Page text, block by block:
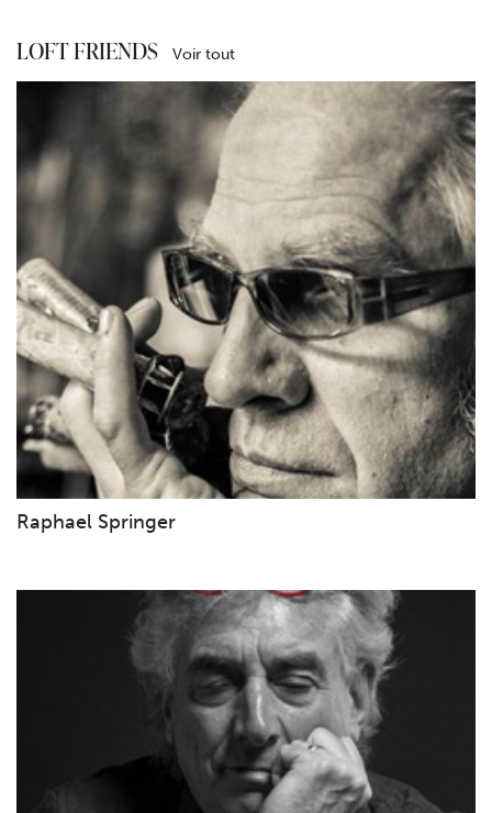
LOFT FRIENDS Voir tout
Raphael Springer